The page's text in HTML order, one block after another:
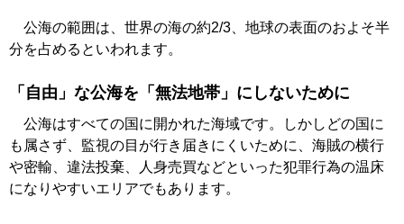
公海の範囲は、世界の海の約2/3、地球の表面のおよそ半
分を占めるといわれます。
「自由」な公海を「無法地帯」にしないために
公海はすべての国に開かれた海域です。しかしどの国に
も属さず、監視の目が行き届きにくいために、海賊の横行
や密輸、違法投棄、人身売買などといった犯罪行為の温床
になりやすいエリアでもあります。